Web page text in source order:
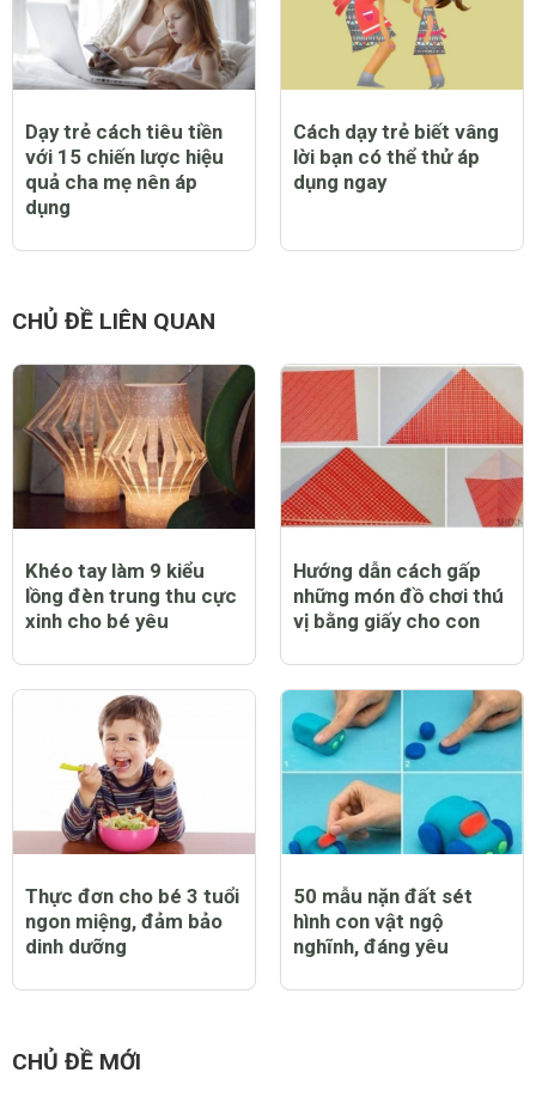
Dạy trẻ cách tiêu tiền
với 15 chiến lược hiệu
quả cha mẹ nên áp
dụng
Cách dạy trẻ biết vâng
lời bạn có thể thử áp
dụng ngay
CHỦ ĐỀ LIÊN QUAN
Khéo tay làm 9 kiểu
lồng đèn trung thu cực
xinh cho bé yêu
Hướng dẫn cách gấp
những món đồ chơi thú
vị bằng giấy cho con
Thực đơn cho bé 3 tuổi
ngon miệng, đảm bảo
dinh dưỡng
50 mẫu nặn đất sét
hình con vật ngộ
nghĩnh, đáng yêu
CHỦ ĐỀ MỚI